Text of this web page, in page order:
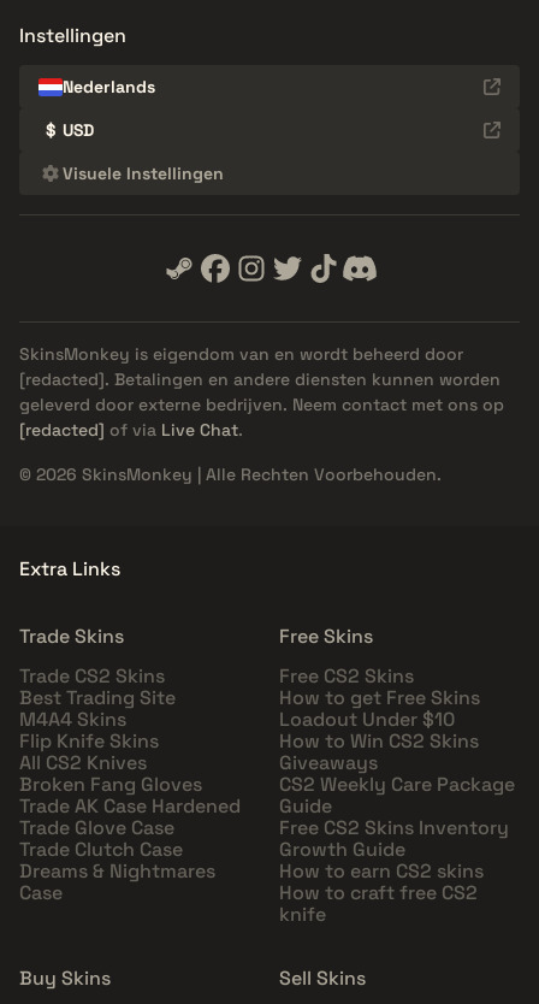
Instellingen
Nederlands
$ USD
Visuele Instellingen
SkinsMonkey is eigendom van en wordt beheerd door
[redacted]. Betalingen en andere diensten kunnen worden
geleverd door externe bedrijven. Neem contact met ons op
[redacted] of via Live Chat.
© 2026 SkinsMonkey | Alle Rechten Voorbehouden.
Extra Links
Trade Skins
Trade CS2 Skins
Best Trading Site
M4A4 Skins
Flip Knife Skins
All CS2 Knives
Broken Fang Gloves
Trade AK Case Hardened
Trade Glove Case
Trade Clutch Case
Dreams & Nightmares
Case
Free Skins
Free CS2 Skins
How to get Free Skins
Loadout Under $10
How to Win CS2 Skins
Giveaways
CS2 Weekly Care Package
Guide
Free CS2 Skins Inventory
Growth Guide
How to earn CS2 skins
How to craft free CS2
knife
Buy Skins Sell Skins